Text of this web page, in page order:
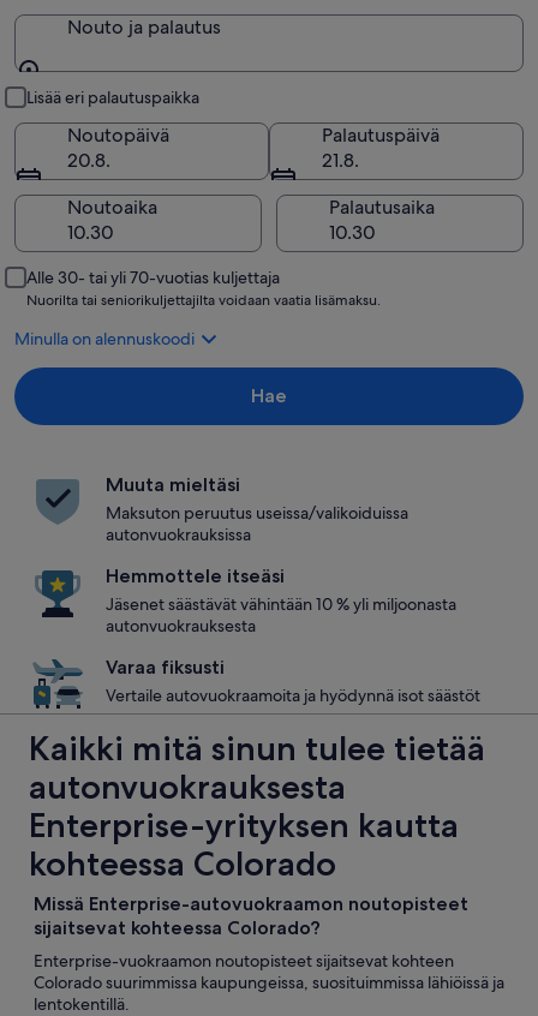
Nouto ja palautus
Lisää eri palautuspaikka
Noutopäivä
20.8.
Palautuspäivä
21.8.
Noutoaika
Palautusaika
Alle 30- tai yli 70-vuotias kuljettaja
Nuorilta tai seniorikuljettajilta voidaan vaatia lisämaksu.
Minulla on alennuskoodi
Hae
Muuta mieltäsi
Maksuton peruutus useissa/valikoiduissa
autonvuokrauksissa
Hemmottele itseäsi
Jäsenet säästävät vähintään 10 % yli miljoonasta
autonvuokrauksesta
Varaa fiksusti
Vertaile autovuokraamoita ja hyödynnä isot säästöt
Kaikki mitä sinun tulee tietää
autonvuokrauksesta
Enterprise-yrityksen kautta
kohteessa Colorado
Missä Enterprise-autovuokraamon noutopisteet
sijaitsevat kohteessa Colorado?
Enterprise-vuokraamon noutopisteet sijaitsevat kohteen
Colorado suurimmissa kaupungeissa, suosituimmissa lähiöissä ja
lentokentillä.